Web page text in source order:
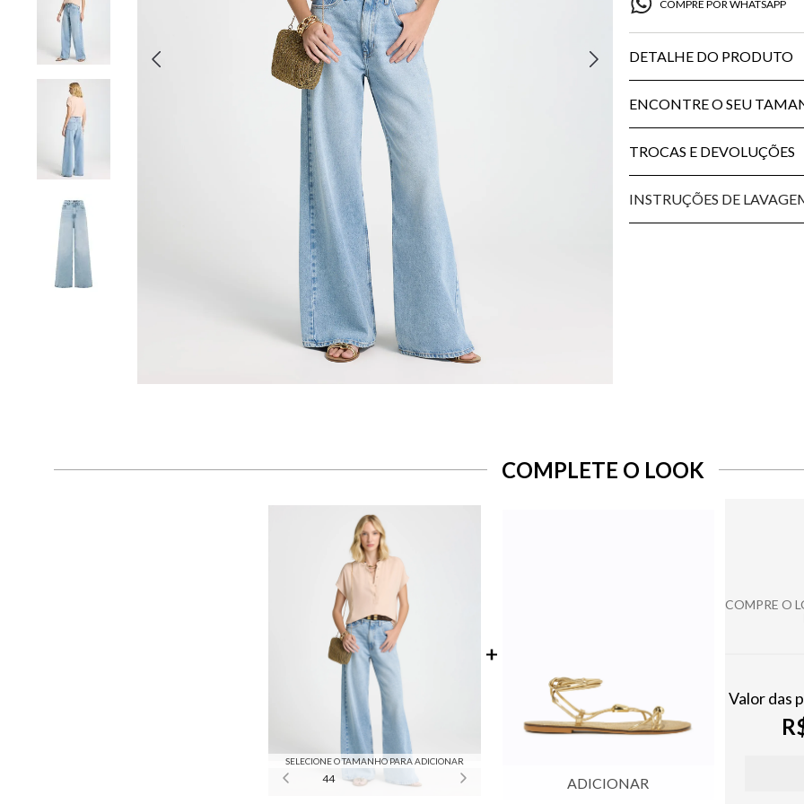
COMPRE POR WHATSAPP
DETALHE DO PRODUTO
ENCONTRE O SEU
TROCAS E DEVOLUÇÕES
INSTRUÇÕES DE
COMPLETE O LOOK
SELECIONE O TAMANHO PARA ADICIONAR
44 ADICIONAR
COMPRE O
Valor das